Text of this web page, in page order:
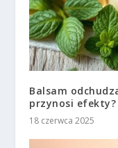
Balsam
przynosi efekty?
18 czerwca 2025